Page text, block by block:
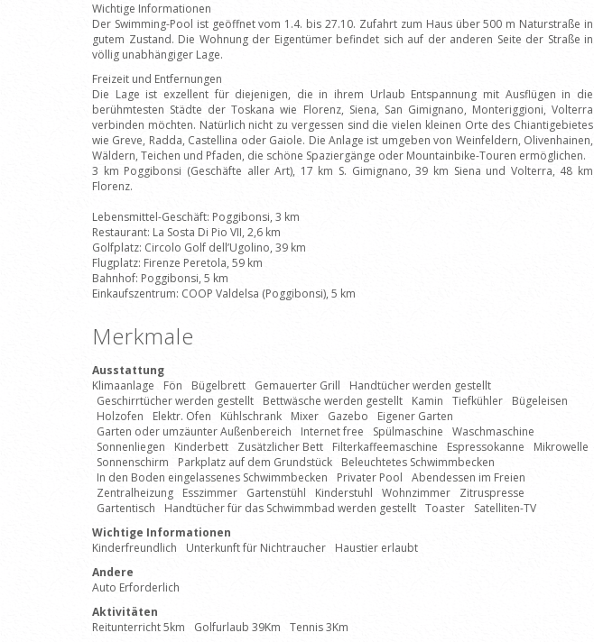
Wichtige Informationen
Der Swimming-Pool ist geöffnet vom 1.4. bis 27.10. Zufahrt zum Haus über 500 m Naturstraße in
gutem Zustand. Die Wohnung der Eigentümer befindet sich auf der anderen Seite der Straße in
völlig unabhängiger Lage.
Freizeit und Entfernungen
Die Lage ist exzellent für diejenigen, die in ihrem Urlaub Entspannung mit Ausflügen in die
berühmtesten Städte der Toskana wie Florenz, Siena, San Gimignano, Monteriggioni, Volterra
verbinden möchten. Natürlich nicht zu vergessen sind die vielen kleinen Orte des Chiantigebietes
wie Greve, Radda, Castellina oder Gaiole. Die Anlage ist umgeben von Weinfeldern, Olivenhainen,
Wäldern, Teichen und Pfaden, die schöne Spaziergänge oder Mountainbike-Touren ermöglichen.
3 km Poggibonsi (Geschäfte aller Art), 17 km S. Gimignano, 39 km Siena und Volterra, 48 km
Florenz.
Lebensmittel-Geschäft: Poggibonsi, 3 km
Restaurant: La Sosta Di Pio VII, 2,6 km
Golfplatz: Circolo Golf dell’Ugolino, 39 km
Flugplatz: Firenze Peretola, 59 km
Bahnhof: Poggibonsi, 5 km
Einkaufszentrum: COOP Valdelsa (Poggibonsi), 5 km
Merkmale
Ausstattung
Klimaanlage
Fön Bügelbrett Gemauerter Grill
Handtücher werden gestellt
Geschirrtücher werden gestellt
Bettwäsche werden gestellt Kamin Tiefkühler
Bügeleisen
Holzofen
Elektr. Ofen Kühlschrank Mixer Gazebo
Eigener Garten
Garten oder umzäunter Außenbereich
Internet free Spülmaschine
Waschmaschine
Sonnenliegen
Kinderbett Zusätzlicher Bett Filterkaffeemaschine Espressokanne
Mikrowelle
Sonnenschirm
Parkplatz auf dem Grundstück
Beleuchtetes Schwimmbecken
In den Boden eingelassenes Schwimmbecken
Privater Pool
Abendessen im Freien
Zentralheizung
Esszimmer Gartenstühl Kinderstuhl Wohnzimmer
Zitruspresse
Gartentisch
Handtücher für das Schwimmbad werden gestellt Toaster
Satelliten-TV
Wichtige Informationen
Kinderfreundlich
Unterkunft für Nichtraucher
Haustier erlaubt
Andere
Auto Erforderlich
Aktivitäten
Reitunterricht 5km
Golfurlaub 39Km
Tennis 3Km